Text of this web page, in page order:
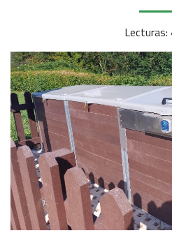
Lecturas: